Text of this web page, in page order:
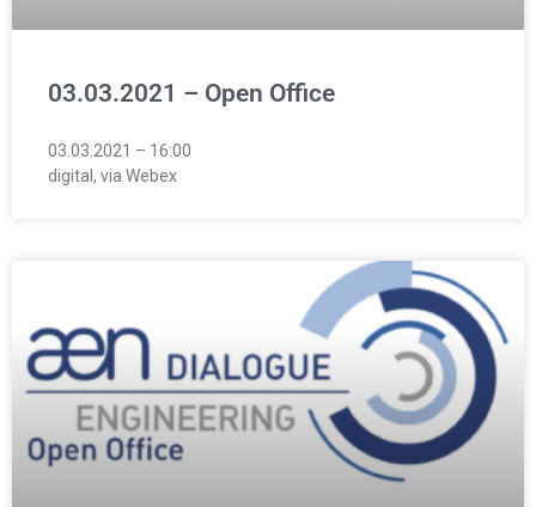
03.03.2021 – Open Office
03.03.2021 – 16:00
digital, via Webex